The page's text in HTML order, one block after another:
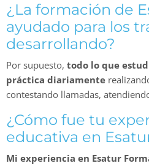
¿La formación de
ayudado para los
desarrollando?
Por supuesto, todo lo que
práctica diariamente
contestando llamadas,
¿Cómo fue tu
educativa en
Mi experiencia en Esatur